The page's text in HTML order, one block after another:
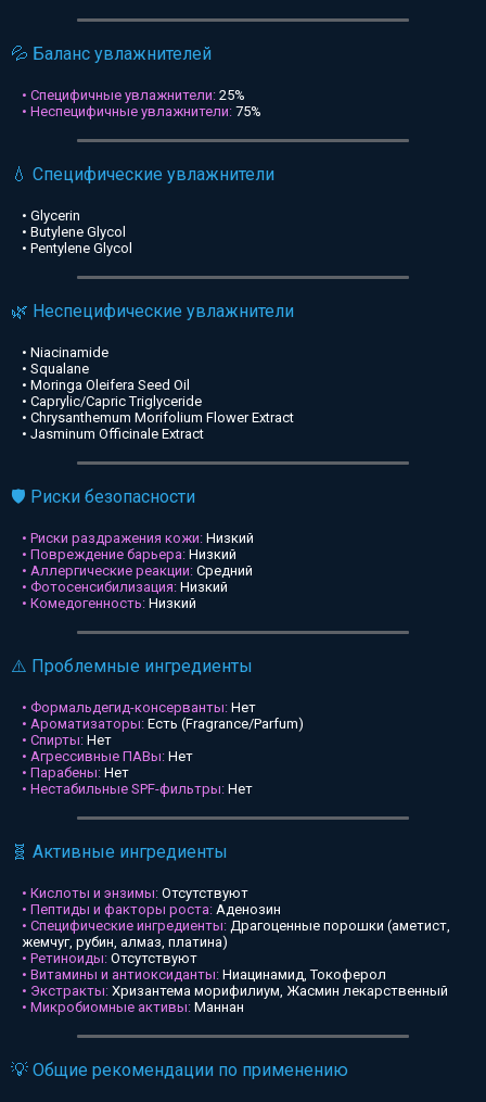
💦 Баланс увлажнителей
• Специфичные увлажнители: 25%
• Неспецифичные увлажнители: 75%
💧 Специфические увлажнители
• Glycerin
• Butylene Glycol
• Pentylene Glycol
🌿 Неспецифические увлажнители
• Niacinamide
• Squalane
• Moringa Oleifera Seed Oil
• Caprylic/Capric Triglyceride
• Chrysanthemum Morifolium Flower Extract
• Jasminum Officinale Extract
🛡️ Риски безопасности
• Риски раздражения кожи: Низкий
• Повреждение барьера: Низкий
• Аллергические реакции: Средний
• Фотосенсибилизация: Низкий
• Комедогенность: Низкий
⚠️ Проблемные ингредиенты
• Формальдегид-консерванты: Нет
• Ароматизаторы: Есть (Fragrance/Parfum)
• Спирты: Нет
• Агрессивные ПАВы: Нет
• Парабены: Нет
• Нестабильные SPF-фильтры: Нет
🧬 Активные ингредиенты
• Кислоты и энзимы: Отсутствуют
• Пептиды и факторы роста: Аденозин
• Специфические ингредиенты: Драгоценные порошки (аметист,
жемчуг, рубин, алмаз, платина)
• Ретиноиды: Отсутствуют
• Витамины и антиоксиданты: Ниацинамид, Токоферол
• Экстракты: Хризантема морифилиум, Жасмин лекарственный
• Микробиомные активы: Маннан
💡 Общие рекомендации по применению